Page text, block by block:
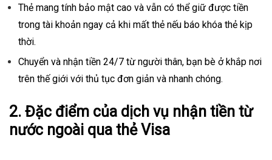
Thẻ mang tính bảo mật cao và vẫn có thể giữ được tiền
trong tài khoản ngay cả khi mất thẻ nếu báo khóa thẻ kịp
thời.
Chuyển và nhận tiền 24/7 từ người thân, bạn bè ở khắp nơi
trên thế giới với thủ tục đơn giản và nhanh chóng.
2. Đặc điểm của dịch vụ nhận tiền từ
nước ngoài qua thẻ Visa